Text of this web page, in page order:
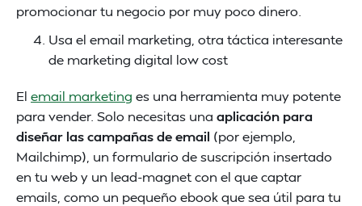
promocionar tu negocio por muy poco dinero.
Usa el email marketing, otra táctica interesante
de marketing digital low cost
El email marketing es una herramienta muy potente
para vender. Solo necesitas una aplicación para
diseñar las campañas de email (por ejemplo,
Mailchimp), un formulario de suscripción insertado
en tu web y un lead-magnet con el que captar
emails, como un pequeño ebook que sea útil para tu